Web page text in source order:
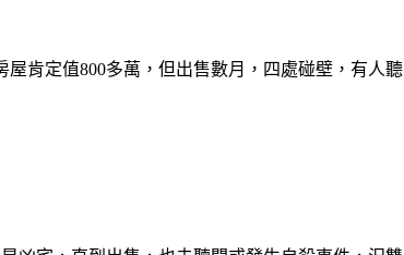
肯定值800多萬，但出售數月，四處碰壁，有人